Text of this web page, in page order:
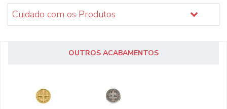
Cuidado com os Produtos
OUTROS ACABAMENTOS